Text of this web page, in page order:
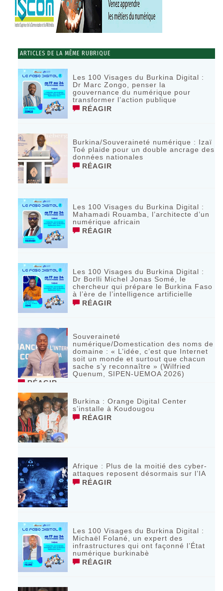
ARTICLES DE LA MÊME RUBRIQUE
Les 100 Visages du Burkina Digital :
Dr Marc Zongo, penser la
gouvernance du numérique pour
transformer l’action publique
RÉAGIR
Burkina/Souveraineté numérique : Izaï
Toé plaide pour un double ancrage des
données nationales
RÉAGIR
Les 100 Visages du Burkina Digital :
Mahamadi Rouamba, l’architecte d’un
numérique africain
RÉAGIR
Les 100 Visages du Burkina Digital :
Dr Borlli Michel Jonas Somé, le
chercheur qui prépare le Burkina Faso
à l’ère de l’intelligence artificielle
RÉAGIR
Souveraineté
numérique/Domestication des noms de
domaine : « L’idée, c’est que Internet
soit un monde et surtout que chacun
sache s’y reconnaître » (Wilfried
Quenum, SIPEN-UEMOA 2026)
RÉAGIR
Burkina : Orange Digital Center
s’installe à Koudougou
RÉAGIR
Afrique : Plus de la moitié des cyber-
attaques reposent désormais sur l’IA
RÉAGIR
Les 100 Visages du Burkina Digital :
Michaël Folané, un expert des
infrastructures qui ont façonné l’État
numérique burkinabè
RÉAGIR